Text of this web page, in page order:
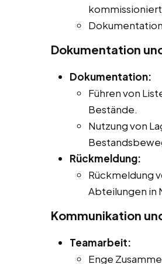
Dokumentation
Dokumentation:
Führen von
Bestände.
Nutzung von
Rückmeldung:
Rückmeldung
Abteilungen in
Kommunikation
Teamarbeit:
Enge